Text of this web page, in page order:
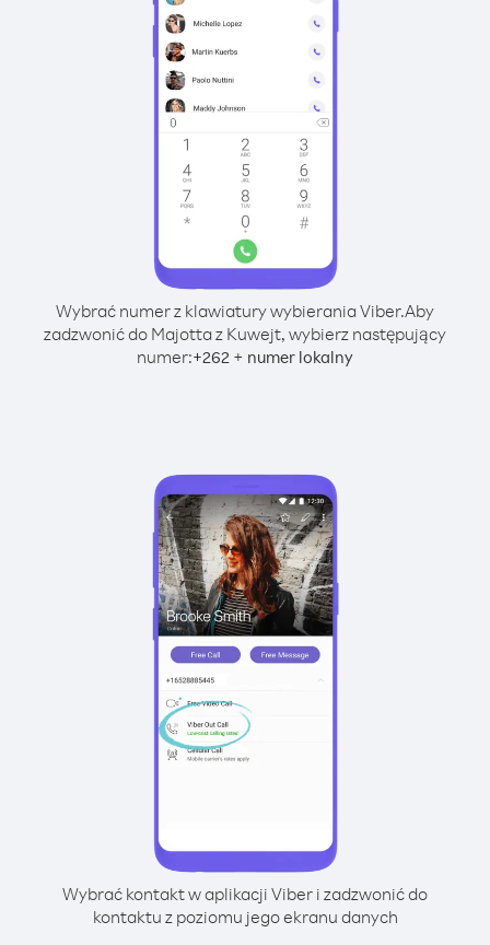
Wybrać numer z klawiatury wybierania Viber.Aby
zadzwonić do Majotta z Kuwejt, wybierz następujący
numer:+262 + numer lokalny
Wybrać kontakt w aplikacji Viber i zadzwonić do
kontaktu z poziomu jego ekranu danych